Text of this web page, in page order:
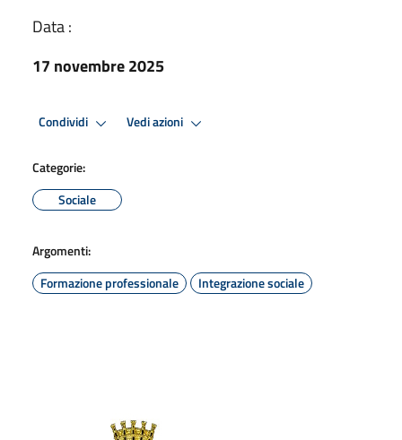
Data :
17 novembre 2025
Condividi Vedi azioni
Categorie:
Sociale
Argomenti:
Formazione professionale
Integrazione sociale